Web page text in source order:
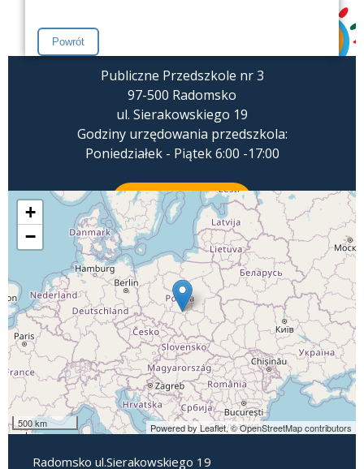
Publiczne Przedszkole nr 3
97-500 Radomsko
ul. Sierakowskiego 19
Godziny urzędowania przedszkola:
Poniedziałek - Piątek 6:00 -17:00
ZADZWOŃ
+
−
500 km Powered by Leaflet,© OpenStreetMap contributors
Radomsko ul.Sierakowskiego 19